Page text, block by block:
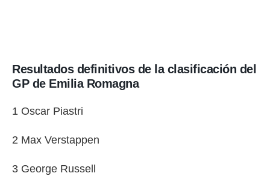
Resultados definitivos de la clasificación del
GP de Emilia Romagna
1 Oscar Piastri
2 Max Verstappen
3 George Russell